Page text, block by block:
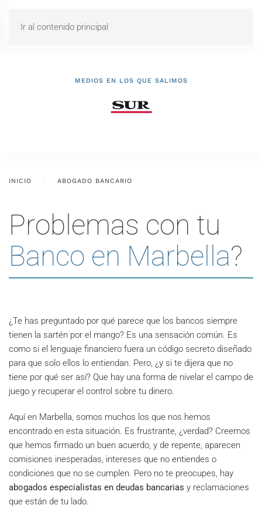
Ir al contenido principal
MEDIOS EN LOS QUE SALIMOS
INICIO ABOGADO BANCARIO
Problemas con tu
Banco en Marbella?
¿Te has preguntado por qué parece que los bancos siempre
tienen la sartén por el mango? Es una sensación común. Es
como si el lenguaje financiero fuera un código secreto diseñado
para que solo ellos lo entiendan. Pero, ¿y si te dijera que no
tiene por qué ser así? Que hay una forma de nivelar el campo de
juego y recuperar el control sobre tu dinero.
Aquí en Marbella, somos muchos los que nos hemos
encontrado en esta situación. Es frustrante, ¿verdad? Creemos
que hemos firmado un buen acuerdo, y de repente, aparecen
comisiones inesperadas, intereses que no entiendes o
condiciones que no se cumplen. Pero no te preocupes, hay
abogados especialistas en deudas bancarias y reclamaciones
que están de tu lado.